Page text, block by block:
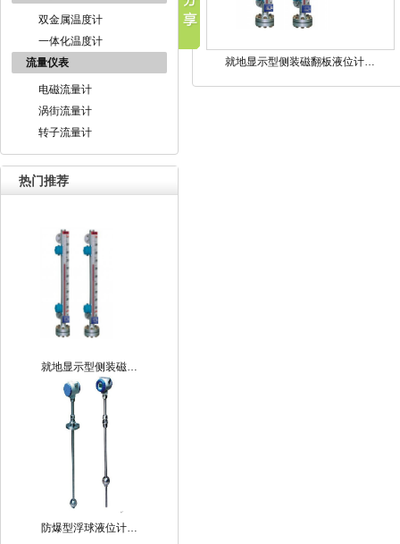
双金属温度计
一体化温度计
流量仪表
电磁流量计
涡街流量计
转子流量计
热门推荐
就地显示型侧装磁…
防爆型浮球液位计…
就地显示型侧装磁翻板液位计…